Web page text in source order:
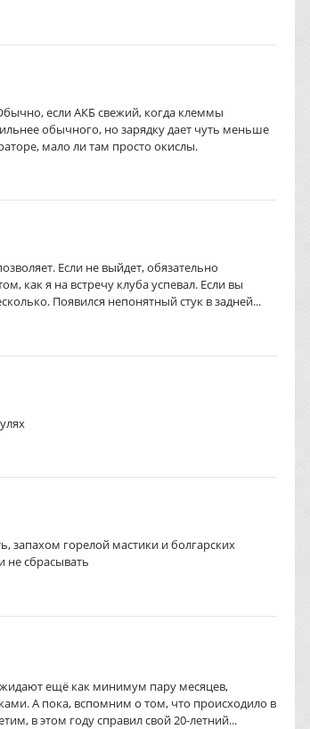
если АКБ свежий, когда клеммы
обычного, но зарядку дает чуть меньше
мало ли там просто окислы.
Если не выйдет, обязательно
как я на встречу клуба успевал. Если вы
Появился непонятный стук в задней...
запахом горелой мастики и болгарских
не сбрасывать
ещё как минимум пару месяцев,
А пока, вспомним о том, что происходило в
в этом году справил свой 20-летний...